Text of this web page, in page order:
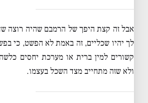
אבל זה קצת היפך של הרמבם שהיה רוצה
לך יהיו שכליים, זה באמת לא הפשט, כי
קשורים למין ברית או מערכת יחסים
ולא שזה מתחייב מצד השכל בעצמו.